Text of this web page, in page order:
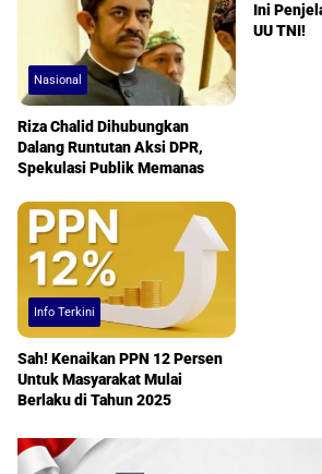
Nasional
Riza Chalid Dihubungkan
Dalang Runtutan Aksi DPR,
Spekulasi Publik Memanas
Ini
UU TNI!
Info Terkini
Sah! Kenaikan PPN 12 Persen
Untuk Masyarakat Mulai
Berlaku di Tahun 2025